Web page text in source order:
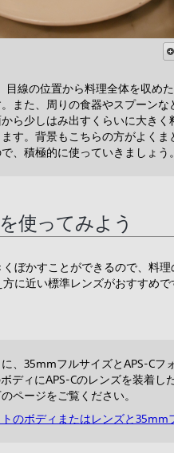
目線の位置から料理全体を収め
また、周りの食器やスプーン
ら少しはみ出すくらいに大き
す。背景もこちらの方がよく
、積極的に使っていきましょう。
使ってみよう
ぼかすことができるので、料理
に近い標準レンズがおすすめで
、35mmフルサイズとAPS-Cフ
ディにAPS-Cのレンズを装着
ページをご覧ください。
トのボディまたはレンズと